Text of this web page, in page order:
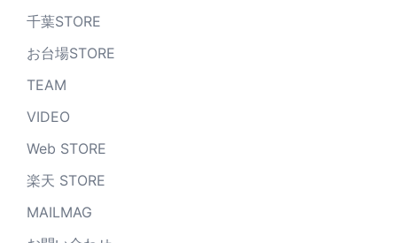
千葉STORE
お台場STORE
TEAM
VIDEO
Web STORE
楽天 STORE
MAILMAG